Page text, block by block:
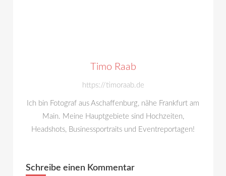
Timo Raab
https://timoraab.de
Ich bin Fotograf aus Aschaffenburg, nähe Frankfurt am
Main. Meine Hauptgebiete sind Hochzeiten,
Headshots, Businessportraits und Eventreportagen!
Schreibe einen Kommentar